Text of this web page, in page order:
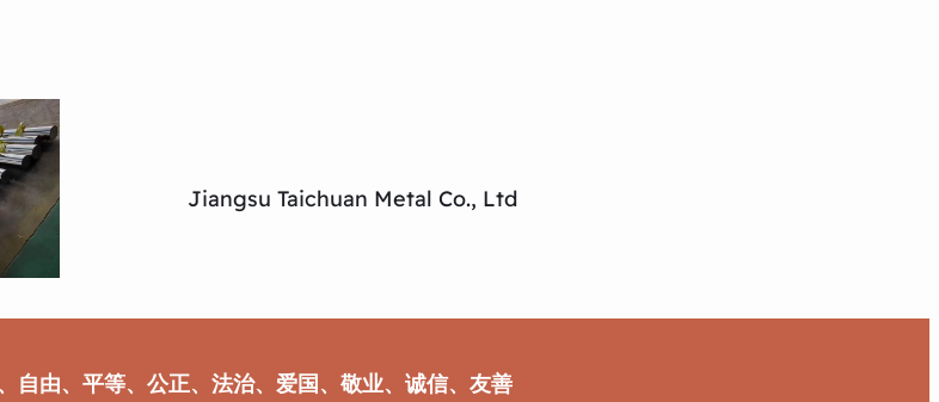
Jiangsu Taichuan Metal Co., Ltd
自由、平等、公正、法治、爱国、敬业、诚信、友善